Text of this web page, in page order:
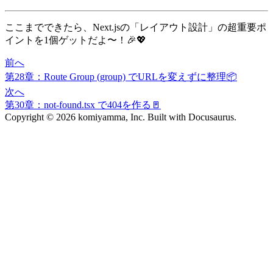
ここまでできたら、Next.jsの「レイアウト設計」の超重要ポ
イントを1個ゲットだよ〜！🎉💖
前へ
第28章：Route Group (group) でURLを変えずに整理📦
次へ
第30章：not-found.tsx で404を作る🚪
Copyright © 2026 komiyamma, Inc. Built with Docusaurus.